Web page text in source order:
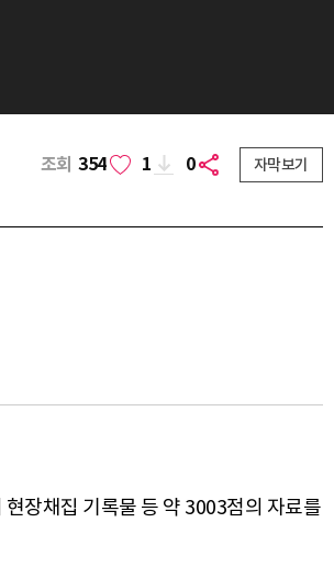
조회 354 1 0 자막보기
장채집 기록물 등 약 3003점의 자료를